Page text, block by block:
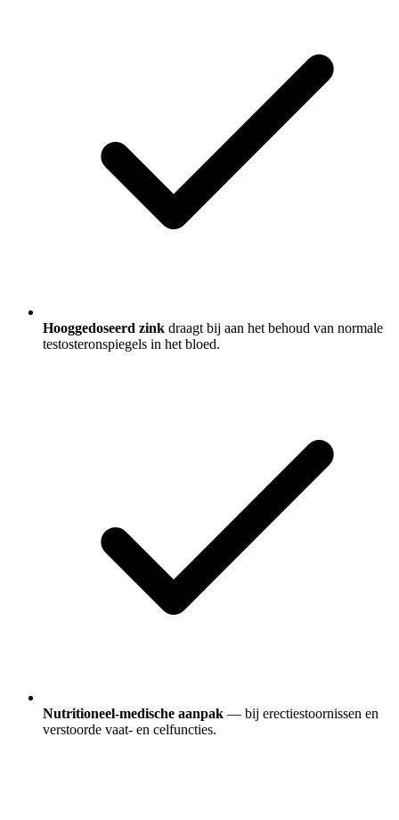
Hooggedoseerd zink draagt bij aan het behoud van normale
testosteronspiegels in het bloed.
Nutritioneel-medische aanpak — bij erectiestoornissen en
verstoorde vaat- en celfuncties.